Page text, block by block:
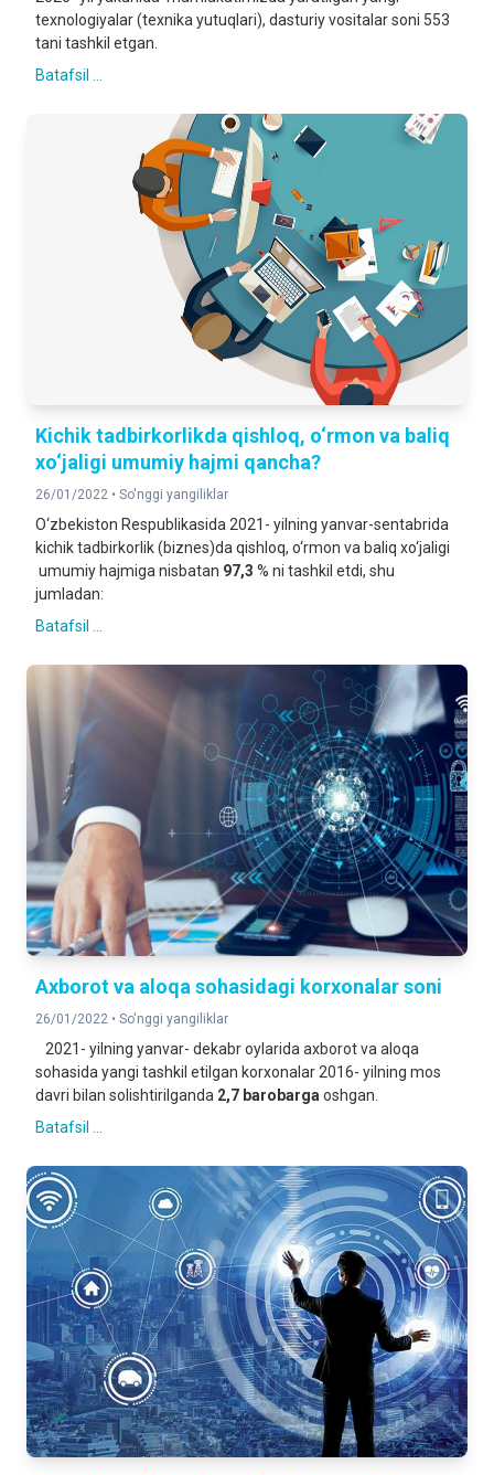
texnologiyalar (texnika yutuqlari), dasturiy vositalar soni 553
tani tashkil etgan.
Batafsil ...
Kichik tadbirkorlikda qishloq, o‘rmon va baliq
xo‘jaligi umumiy hajmi qancha?
26/01/2022 • So'nggi yangiliklar
O‘zbekiston Respublikasida 2021- yilning yanvar-sentabrida
kichik tadbirkorlik (biznes)da qishloq, o‘rmon va baliq xo‘jaligi
umumiy hajmiga nisbatan 97,3 % ni tashkil etdi, shu
jumladan:
Batafsil ...
Axborot va aloqa sohasidagi korxonalar soni
26/01/2022 • So'nggi yangiliklar
2021- yilning yanvar- dekabr oylarida axborot va aloqa
sohasida yangi tashkil etilgan korxonalar 2016- yilning mos
davri bilan solishtirilganda 2,7 barobarga oshgan.
Batafsil ...